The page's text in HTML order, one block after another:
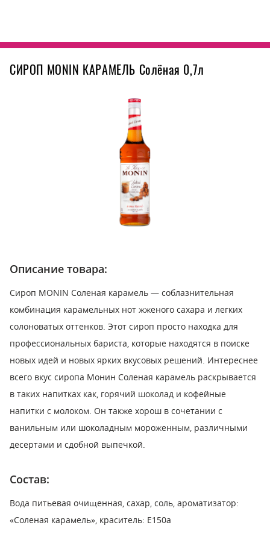
СИРОП MONIN КАРАМЕЛЬ Солёная 0,7л
Описание товара:
Сироп MONIN Соленая карамель — соблазнительная
комбинация карамельных нот жженого сахара и легких
солоноватых оттенков. Этот сироп просто находка для
профессиональных бариста, которые находятся в поиске
новых идей и новых ярких вкусовых решений. Интереснее
всего вкус сиропа Монин Соленая карамель раскрывается
в таких напитках как, горячий шоколад и кофейные
напитки с молоком. Он также хорош в сочетании с
ванильным или шоколадным мороженным, различными
десертами и сдобной выпечкой.
Состав:
Вода питьевая очищенная, сахар, соль, ароматизатор:
«Соленая карамель», краситель: E150a